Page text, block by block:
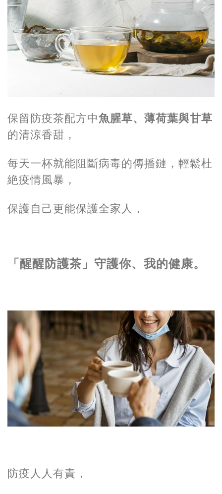
保留防疫茶配方中魚腥草、薄荷葉與甘草
的清涼香甜，
每天一杯就能阻斷病毒的傳播鏈，輕鬆杜
絶疫情風暴，
保護自己更能保護全家人，
「醒醒防護茶」守護你、我的健康。
防疫人人有責，